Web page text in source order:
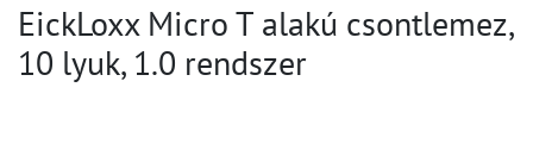
EickLoxx Micro T alakú csontlemez,
10 lyuk, 1.0 rendszer